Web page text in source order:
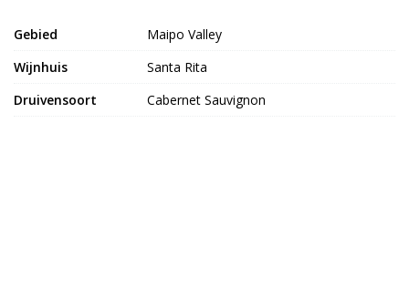
Gebied
Maipo Valley
Wijnhuis
Santa Rita
Druivensoort
Cabernet Sauvignon